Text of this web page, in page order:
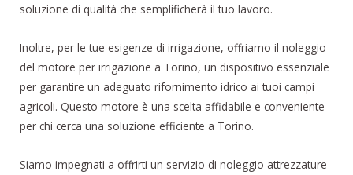
soluzione di qualità che semplificherà il tuo lavoro.
Inoltre, per le tue esigenze di irrigazione, offriamo il noleggio
del motore per irrigazione a Torino, un dispositivo essenziale
per garantire un adeguato rifornimento idrico ai tuoi campi
agricoli. Questo motore è una scelta affidabile e conveniente
per chi cerca una soluzione efficiente a Torino.
Siamo impegnati a offrirti un servizio di noleggio attrezzature